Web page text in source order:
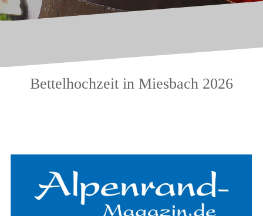
Bettelhochzeit in Miesbach 2026